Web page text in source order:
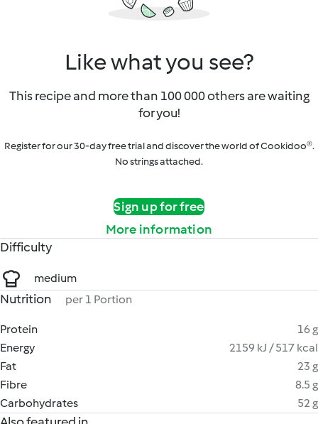
Like what you see?
This recipe and more than 100 000 others are waiting
for you!
Register for our 30-day free trial and discover the world of Cookidoo®.
No strings attached.
Sign up for free
More information
Difficulty
medium
Nutrition per 1 Portion
Protein
16 g
Energy
2159 kJ / 517 kcal
Fat
23 g
Fibre
8.5 g
Carbohydrates
52 g